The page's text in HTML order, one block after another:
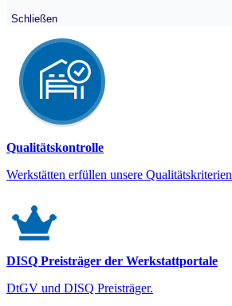
Schließen
Qualitätskontrolle
Werkstätten erfüllen unsere Qualitätskriterien
DISQ Preisträger der Werkstattportale
DtGV und DISQ Preisträger.